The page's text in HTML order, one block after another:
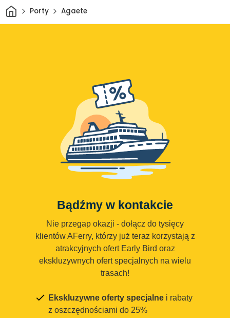
DomPorty Agaete
Bądźmy w kontakcie
Nie przegap okazji - dołącz do tysięcy
klientów AFerry, którzy już teraz korzystają z
atrakcyjnych ofert Early Bird oraz
ekskluzywnych ofert specjalnych na wielu
trasach!
Ekskluzywne oferty specjalne i rabaty
z oszczędnościami do 25%